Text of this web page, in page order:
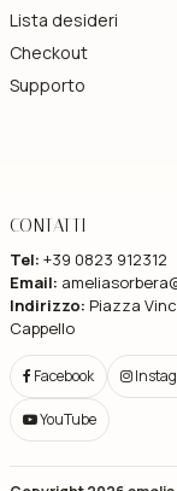
Lista desideri
Checkout
Supporto
CONTATTI
Tel: +39 0823 912312
Email:
Indirizzo: Piazza
Cappello
Facebook
YouTube